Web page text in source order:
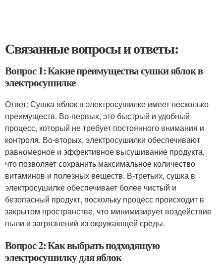
Связанные вопросы и ответы:
Вопрос 1: Какие преимущества сушки яблок в
электросушилке
Ответ: Сушка яблок в электросушилке имеет несколько
преимуществ. Во-первых, это быстрый и удобный
процесс, который не требует постоянного внимания и
контроля. Во-вторых, электросушилки обеспечивают
равномерное и эффективное высушивание продукта,
что позволяет сохранить максимальное количество
витаминов и полезных веществ. В-третьих, сушка в
электросушилке обеспечивает более чистый и
безопасный продукт, поскольку процесс происходит в
закрытом пространстве, что минимизирует воздействие
пыли и загрязнений из окружающей среды.
Вопрос 2: Как выбрать подходящую
электросушилку для яблок